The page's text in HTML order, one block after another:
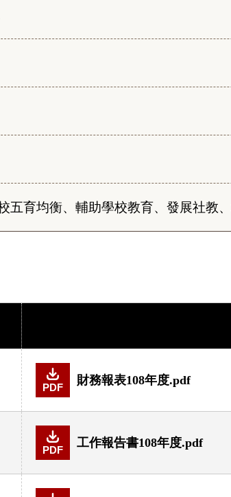
五育均衡、輔助學校教育、發展社教
PDF
財務報表108年度.pdf
PDF
工作報告書108年度.pdf